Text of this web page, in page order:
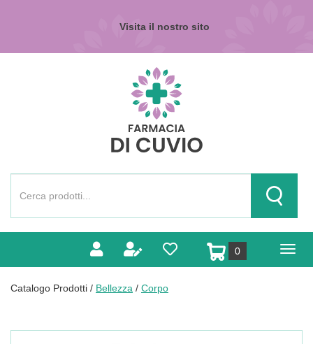
Visita il nostro sito
Prodotto
Cerca
0prodotti
inseriti
Catalogo Prodotti / Bellezza / Corpo